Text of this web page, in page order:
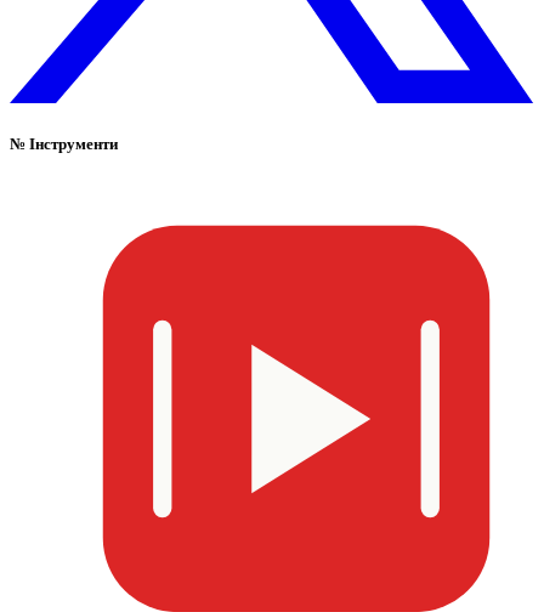
№ Інструменти